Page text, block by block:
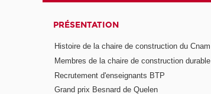
PRÉSENTATION
Histoire de la chaire de construction du Cnam
Membres de la chaire de construction durable
Recrutement d'enseignants BTP
Grand prix Besnard de Quelen